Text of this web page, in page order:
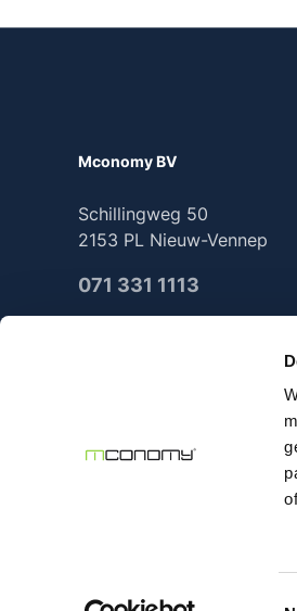
Mconomy BV
Schillingweg 50
2153 PL Nieuw-Vennep
071 331 1113
2025 Mconomy all rights